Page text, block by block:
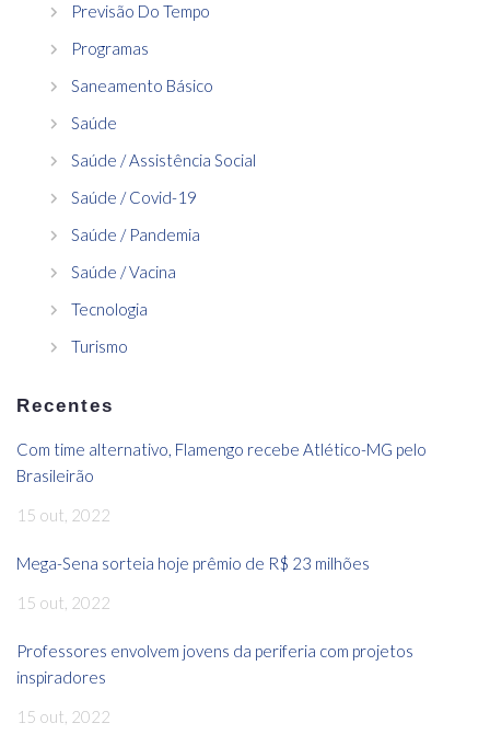
Previsão Do Tempo
Programas
Saneamento Básico
Saúde
Saúde / Assistência Social
Saúde / Covid-19
Saúde / Pandemia
Saúde / Vacina
Tecnologia
Turismo
Recentes
Com time alternativo, Flamengo recebe Atlético-MG pelo
Brasileirão
15 out, 2022
Mega-Sena sorteia hoje prêmio de R$ 23 milhões
15 out, 2022
Professores envolvem jovens da periferia com projetos
inspiradores
15 out, 2022